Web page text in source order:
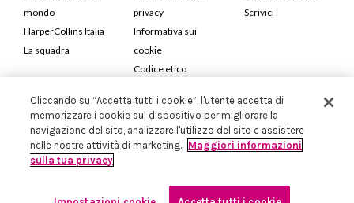
mondo
HarperCollins Italia
La squadra
privacy
Informativa sui
cookie
Codice etico
Scrivici
HarperCollins Italia S.p.A. Viale Monte Nero, 84 - 20135 Milano
Cod. Fiscale e P.IVA 05946780151 - Capitale Sociale 258.250 €
Iscritta in Milano al Registro delle imprese nr.198004 e REA nr.1051898
Cliccando su “Accetta tutti i cookie”, l'utente accetta di
memorizzare i cookie sul dispositivo per migliorare la
navigazione del sito, analizzare l'utilizzo del sito e assistere
nelle nostre attività di marketing. Maggiori informazioni
sulla tua privacy